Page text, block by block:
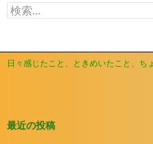
ブ
検
索:
日々感じたこと、ときめいたこと、ち
最近の投稿